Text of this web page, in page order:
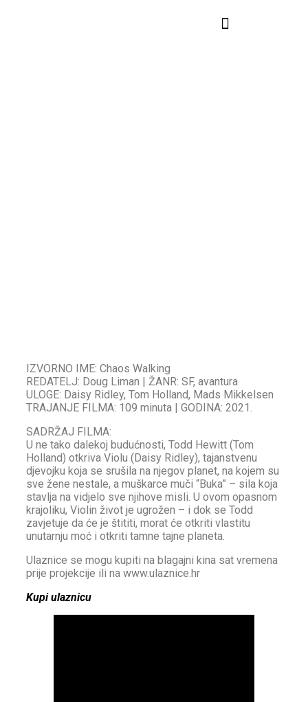
IZVORNO IME: Chaos Walking
REDATELJ: Doug Liman | ŽANR: SF, avantura
ULOGE: Daisy Ridley, Tom Holland, Mads Mikkelsen
TRAJANJE FILMA: 109 minuta | GODINA: 2021.
SADRŽAJ FILMA:
U ne tako dalekoj budućnosti, Todd Hewitt (Tom
Holland) otkriva Violu (Daisy Ridley), tajanstvenu
djevojku koja se srušila na njegov planet, na kojem su
sve žene nestale, a muškarce muči “Buka” – sila koja
stavlja na vidjelo sve njihove misli. U ovom opasnom
krajoliku, Violin život je ugrožen – i dok se Todd
zavjetuje da će je štititi, morat će otkriti vlastitu
unutarnju moć i otkriti tamne tajne planeta.
Ulaznice se mogu kupiti na blagajni kina sat vremena
prije projekcije ili na www.ulaznice.hr
Kupi ulaznicu